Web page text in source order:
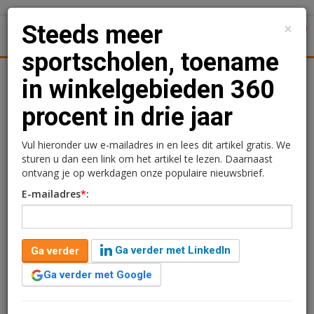
Nieuws Uitgelicht Achtergronden Woningmarkt
Steeds meer
sportscholen, toename in
winkelgebieden 360
procent in drie jaar
Redactie
17 oktober 2024 om 16:06
2 jaar geleden aangepast
2 minuten leestijd
Dit jaar groeide het aantal sportscholen in Nederland
×
Steeds meer
sportscholen, toename
in winkelgebieden 360
procent in drie jaar
Vul hieronder uw e-mailadres in en lees dit artikel gratis. We
sturen u dan een link om het artikel te lezen. Daarnaast
ontvang je op werkdagen onze populaire nieuwsbrief.
E-mailadres*:
Ga verder
Ga verder met LinkedIn
Ga verder met Google